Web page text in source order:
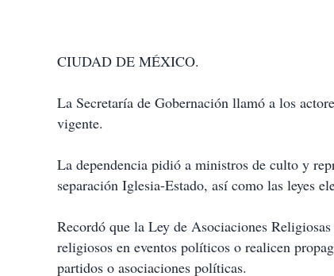
CIUDAD DE MÉXICO.
La Secretaría de Gobernación llamó a los
vigente.
La dependencia pidió a ministros de culto y
separación Iglesia-Estado, así como las leyes
Recordó que la Ley de Asociaciones
religiosos en eventos políticos o realicen
partidos o asociaciones políticas.